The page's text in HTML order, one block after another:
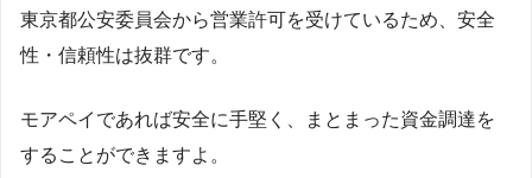
東京都公安委員会から営業許可を受けているため、安全
性・信頼性は抜群です。
モアペイであれば安全に手堅く、まとまった資金調達を
することができますよ。